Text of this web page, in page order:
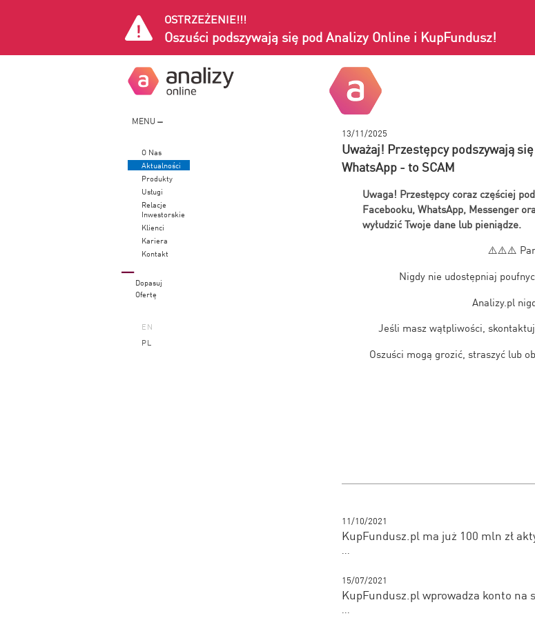
OSTRZEŻENIE!!!
Oszuści podszywają się pod Analizy Online i KupFundusz!
MENU
O Nas
Aktualności
Produkty
Usługi
Relacje
Inwestorskie
Klienci
Kariera
Kontakt
Dopasuj
Ofertę
EN
PL
13/11/2025
Uważaj! Przestępcy podszywają
WhatsApp - to SCAM
Uwaga! Przestępcy coraz częściej
Facebooku, WhatsApp, Messenger
wyłudzić Twoje dane lub pieniądze.
⚠️⚠️⚠️
Nigdy nie udostępniaj
Analizy.pl
Jeśli masz wątpliwości,
Oszuści mogą grozić, straszyć lub
11/10/2021
KupFundusz.pl ma już 100 mln zł
15/07/2021
KupFundusz.pl wprowadza konto na